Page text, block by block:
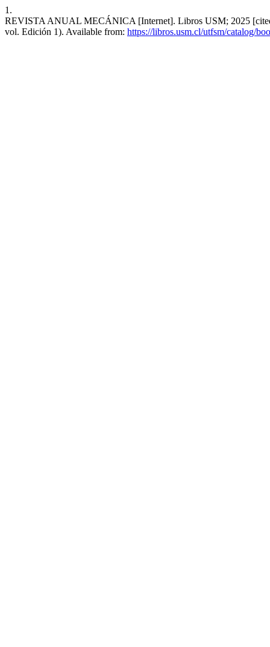
1.
REVISTA ANUAL MECÁNICA [Internet]. Libros USM; 2025
vol. Edición 1). Available from: https://libros.usm.cl/utfsm/catalog/